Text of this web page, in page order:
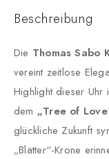
Beschreibung
Die Thomas Sabo
vereint zeitlose
Highlight dieser Uhr
dem „Tree of
glückliche Zukunft
„Blätter“-Krone